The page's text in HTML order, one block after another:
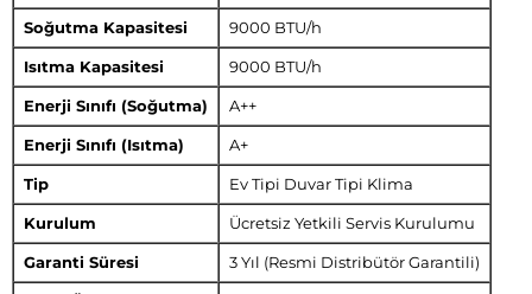
Soğutma Kapasitesi 9000 BTU/h
Isıtma Kapasitesi 9000 BTU/h
Enerji Sınıfı (Soğutma) A++
Enerji Sınıfı (Isıtma) A+
Tip Ev Tipi Duvar Tipi Klima
Kurulum Ücretsiz Yetkili Servis Kurulumu
Garanti Süresi 3 Yıl (Resmi Distribütör Garantili)